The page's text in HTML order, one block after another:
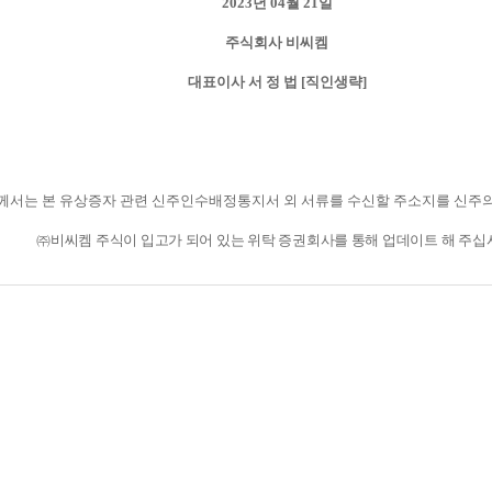
주식회사 비씨켐
대표이사 서 정 법 [직인생략]
서는 본 유상증자 관련 신주인수배정통지서 외 서류를 수신할 주소지를 신주
㈜비씨켐 주식이 입고가 되어 있는 위탁 증권회사를 통해 업데이트 해 주십